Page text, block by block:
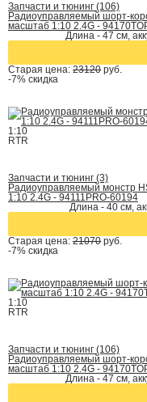
Запчасти и тюнинг (106)
Радиоуправляемый шорт-
масштаб 1:10 2.4G -
Длина - 47 см,
Старая цена: 23120 руб.
-7% скидка
1:10
RTR
Запчасти и тюнинг (3)
Радиоуправляемый монстр
1:10 2.4G - 94111PRO-60194
Длина - 40 cм,
Старая цена: 21070 руб.
-7% скидка
1:10
RTR
Запчасти и тюнинг (106)
Радиоуправляемый шорт-
масштаб 1:10 2.4G -
Длина - 47 см,